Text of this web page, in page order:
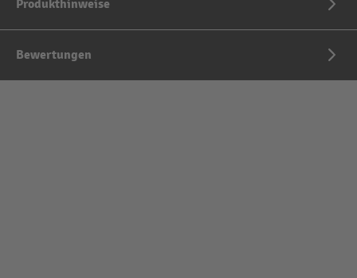
Produkthinweise
Bewertungen